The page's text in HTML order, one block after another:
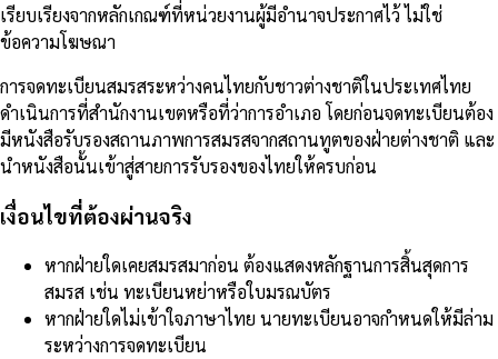
เรียบเรียงจากหลักเกณฑ์ที่หน่วยงานผู้มีอำนาจประกาศไว้ ไม่ใช่
ข้อความโฆษณา
การจดทะเบียนสมรสระหว่างคนไทยกับชาวต่างชาติในประเทศไทย
ดำเนินการที่สำนักงานเขตหรือที่ว่าการอำเภอ โดยก่อนจดทะเบียนต้อง
มีหนังสือรับรองสถานภาพการสมรสจากสถานทูตของฝ่ายต่างชาติ และ
นำหนังสือนั้นเข้าสู่สายการรับรองของไทยให้ครบก่อน
เงื่อนไขที่ต้องผ่านจริง
หากฝ่ายใดเคยสมรสมาก่อน ต้องแสดงหลักฐานการสิ้นสุดการ
สมรส เช่น ทะเบียนหย่าหรือใบมรณบัตร
หากฝ่ายใดไม่เข้าใจภาษาไทย นายทะเบียนอาจกำหนดให้มีล่าม
ระหว่างการจดทะเบียน